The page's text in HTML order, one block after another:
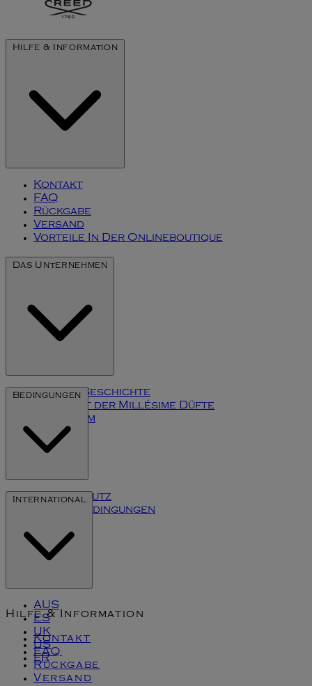
Hilfe & Information
Kontakt
FAQ
Rückgabe
Versand
Vorteile In Der Onlineboutique
Das Unternehmen
Unsere Geschichte
Die Kunst der Millésime Düfte
Impressum
Bedingungen
Datenschutz
Inhaltsbedingungen
Klarna
International
AUS
ES
UK
US
FR
Hilfe & Information
Kontakt
FAQ
Rückgabe
Versand